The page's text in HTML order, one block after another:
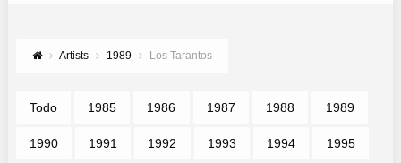
Artists 1989 Los Tarantos
Todo 1985 1986 1987 1988 1989
1990 1991 1992 1993 1994 1995